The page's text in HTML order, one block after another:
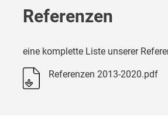
Referenzen
eine komplette Liste unserer
Referenzen 2013-2020.pdf